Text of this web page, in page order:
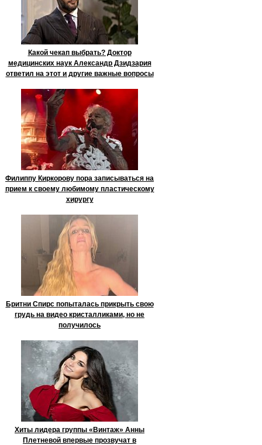
Какой чекап выбрать? Доктор
медицинских наук Александр Дзидзария
ответил на этот и другие важные вопросы
Филиппу Киркорову пора записываться на
прием к своему любимому пластическому
хирургу
Бритни Спирс попыталась прикрыть свою
грудь на видео кристалликами, но не
получилось
Хиты лидера группы «Винтаж» Анны
Плетневой впервые прозвучат в